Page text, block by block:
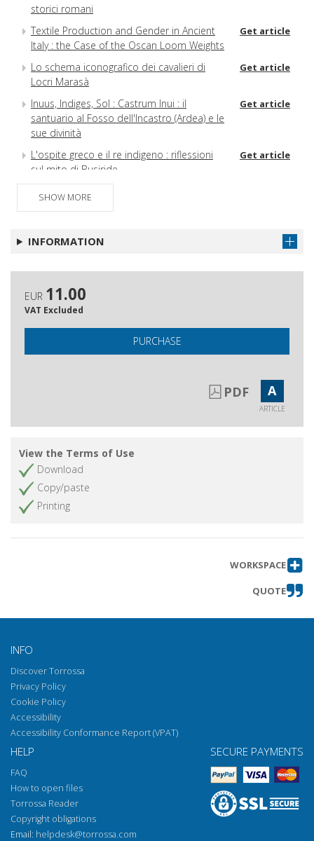
storici romani
Textile Production and Gender in Ancient
Italy : the Case of the Oscan Loom Weights
Get article
Lo schema iconografico dei cavalieri di
Locri Marasà
Get article
Inuus, Indiges, Sol : Castrum Inui : il
santuario al Fosso dell'Incastro (Ardea) e le
sue divinità
Get article
L'ospite greco e il re indigeno : riflessioni
sul mito di Busiride
Get article
Egadi e il ruolo delle colonie latine nella
flotta romana
Recensioni
SHOW MORE
INFORMATION
EUR 11.00
VAT Excluded
PURCHASE
PDF A
ARTICLE
View the Terms of Use
Download
Copy/paste
Printing
WORKSPACE
QUOTE
INFO
Discover Torrossa
Privacy Policy
Cookie Policy
Accessibility
Accessibility Conformance Report (VPAT)
HELP
FAQ
How to open files
Torrossa Reader
Copyright obligations
Email: helpdesk@torrossa.com
SECURE PAYMENTS